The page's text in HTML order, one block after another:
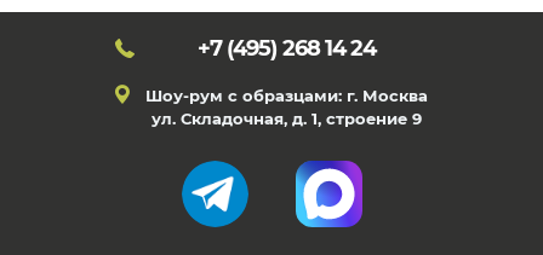
+7 (495) 268 14 24
Шоу-рум с образцами: г. Москва
ул. Складочная, д. 1, строение 9